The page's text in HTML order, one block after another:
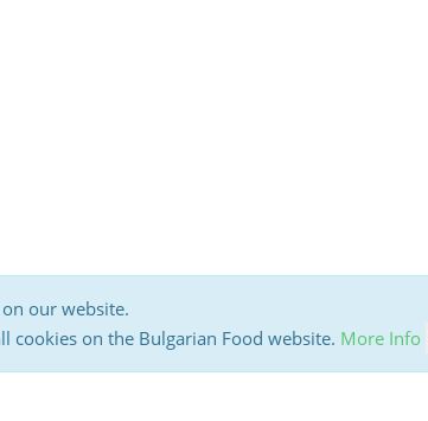
our website.
cookies on the Bulgarian Food website. More Info